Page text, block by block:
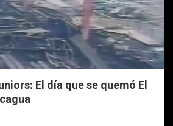
El día que se quemó El